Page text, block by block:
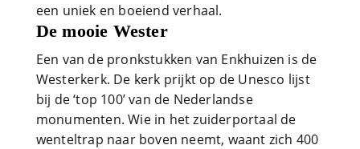
een uniek en boeiend verhaal.
De mooie Wester
Een van de pronkstukken van Enkhuizen is de
Westerkerk. De kerk prijkt op de Unesco lijst
bij de ‘top 100’ van de Nederlandse
monumenten. Wie in het zuiderportaal de
wenteltrap naar boven neemt, waant zich 400